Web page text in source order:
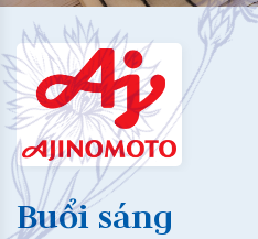
Buổi sáng